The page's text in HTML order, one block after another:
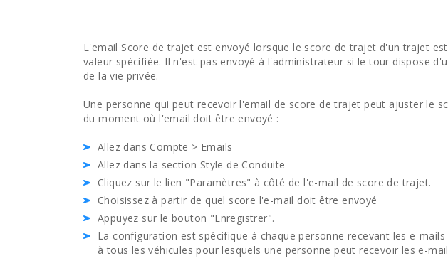
L'email Score de trajet est envoyé lorsque le score de trajet d'un trajet
valeur spécifiée. Il n'est pas envoyé à l'administrateur si le tour dispose
de la vie privée.
Une personne qui peut recevoir l'email de score de trajet peut ajuster le
du moment où l'email doit être envoyé :
Allez dans Compte > Emails
Allez dans la section Style de Conduite
Cliquez sur le lien "Paramètres" à côté de l'e-mail de score de trajet.
Choisissez à partir de quel score l'e-mail doit être envoyé
Appuyez sur le bouton "Enregistrer".
La configuration est spécifique à chaque personne recevant les e-mails
à tous les véhicules pour lesquels une personne peut recevoir les e-